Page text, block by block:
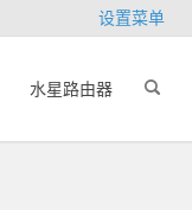
设置菜单
水星路由器